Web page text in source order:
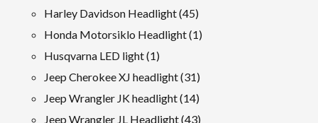
mga
Harley Davidson Headlight 4545
mga
Honda Motorsiklo Headlight 11
Husqvarna LED light 11
produkto
Jeep Cherokee XJ headlight 3131
mga
Jeep Wrangler JK headlight 1414
mga
Jeep Wrangler JL Headlight 4343